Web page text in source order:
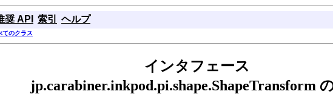
奨 API 索引 ヘルプ
てのクラス
インタフェース
jp.carabiner.inkpod.pi.shape.ShapeTransform